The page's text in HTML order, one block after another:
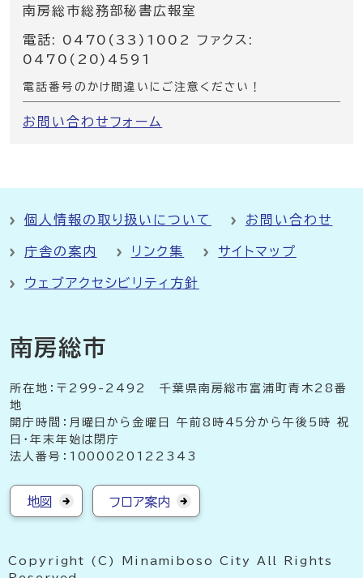
南房総市総務部秘書広報室
電話: 0470(33)1002 ファクス:
0470(20)4591
電話番号のかけ間違いにご注意ください！
お問い合わせフォーム
個人情報の取り扱いについて お問い合わせ
庁舎の案内 リンク集 サイトマップ
ウェブアクセシビリティ方針
南房総市
所在地：〒299-2492 千葉県南房総市富浦町青木28番
地
開庁時間：月曜日から金曜日 午前8時45分から午後5時 祝
日・年末年始は閉庁
法人番号：1000020122343
地図 フロア案内
Copyright (C) Minamiboso City All Rights